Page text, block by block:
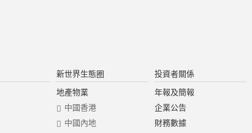
新世界生態圈
地產物業
中國香港
中國內地
投資者關係
年報及簡報
企業公告
財務數據